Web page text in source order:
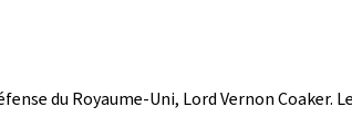
du Royaume-Uni, Lord Vernon Coaker.